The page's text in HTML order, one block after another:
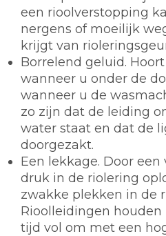
een rioolverstopping
nergens of moeilijk
krijgt van
Borrelend geluid.
wanneer u onder de
wanneer u de
zo zijn dat de leiding
water staat en dat de
doorgezakt.
Een lekkage. Door
druk in de riolering
zwakke plekken in de
Rioolleidingen
tijd vol om met een